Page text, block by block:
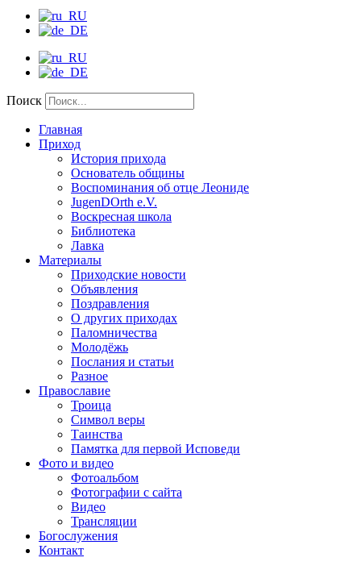
Поиск
Главная
Приход
История прихода
Основатель общины
Воспоминания об отце Леониде
JugenDOrth e.V.
Воскресная школа
Библиотека
Лавка
Материалы
Приходские новости
Объявления
Поздравления
О других приходах
Паломничества
Молодёжь
Послания и статьи
Разное
Православие
Троица
Символ веры
Таинства
Памятка для первой Исповеди
Фото и видео
Фотоальбом
Фотографии с сайта
Видео
Трансляции
Богослужения
Контакт